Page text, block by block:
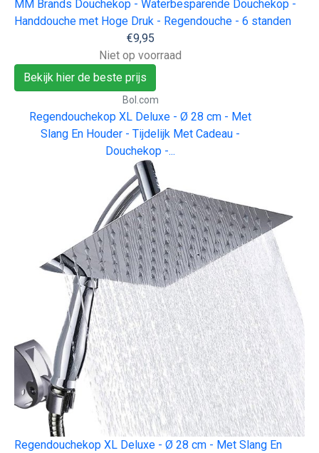
MM Brands Douchekop - Waterbesparende Douchekop -
Handdouche met Hoge Druk - Regendouche - 6 standen
€9,95
Niet op voorraad
Bekijk hier de beste prijs
Bol.com
Regendouchekop XL Deluxe - Ø 28 cm - Met
Slang En Houder - Tijdelijk Met Cadeau -
Douchekop -...
Regendouchekop XL Deluxe - Ø 28 cm - Met Slang En